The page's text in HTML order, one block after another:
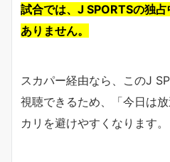
試合では、J SPORTSの独
ありません。
スカパー経由なら、このJ
視聴できるため、「今日は
カリを避けやすくなります。